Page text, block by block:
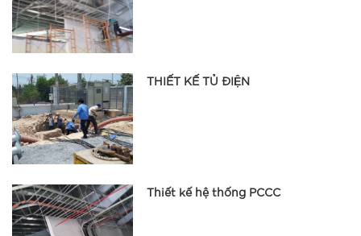
THIẾT KẾ TỦ ĐIỆN
Thiết kế hệ thống PCCC